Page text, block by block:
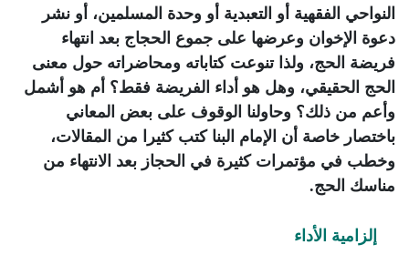
النواحي الفقهية أو التعبدية أو وحدة المسلمين، أو نشر
دعوة الإخوان وعرضها على جموع الحجاج بعد انتهاء
فريضة الحج، ولذا تنوعت كتاباته ومحاضراته حول معنى
الحج الحقيقي، وهل هو أداء الفريضة فقط؟ أم هو أشمل
وأعم من ذلك؟ وحاولنا الوقوف على بعض المعاني
باختصار خاصة أن الإمام البنا كتب كثيرا من المقالات،
وخطب في مؤتمرات كثيرة في الحجاز بعد الانتهاء من
مناسك الحج.
إلزامية الأداء